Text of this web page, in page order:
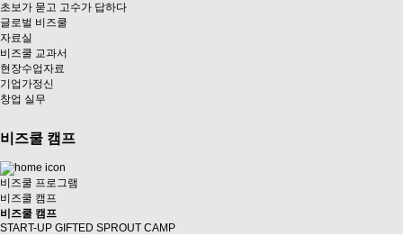
초보가 묻고 고수가 답하다
글로벌 비즈쿨
자료실
비즈쿨 교과서
현장수업자료
기업가정신
창업 실무
비즈쿨 캠프
비즈쿨 프로그램
비즈쿨 캠프
비즈쿨 캠프
START-UP GIFTED SPROUT CAMP